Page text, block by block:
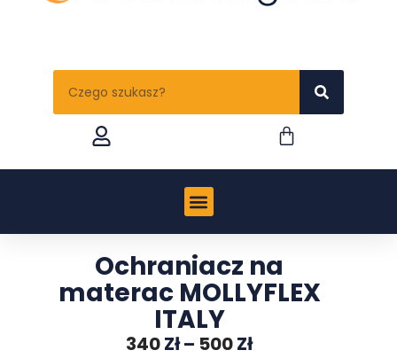
Ochraniacz na
materac MOLLYFLEX
ITALY
340Zł– 500Zł